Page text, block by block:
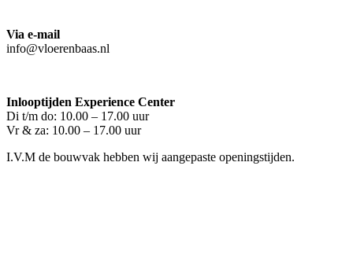
Via e-mail
info@vloerenbaas.nl
Inlooptijden Experience Center
Di t/m do: 10.00 – 17.00 uur
Vr & za: 10.00 – 17.00 uur
I.V.M de bouwvak hebben wij aangepaste openingstijden.